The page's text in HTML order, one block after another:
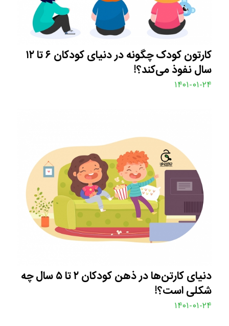
کارتون کودک چگونه در دنیای کودکان ۶ تا ۱۲
سال نفوذ می‌کند؟!
۱۴۰۱-۰۱-۲۴
دنیای کارتن‌ها در ذهن کودکان ۲ تا ۵ سال چه
شکلی است؟!
۱۴۰۱-۰۱-۲۴